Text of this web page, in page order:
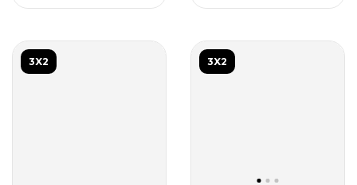
3X2 3X2